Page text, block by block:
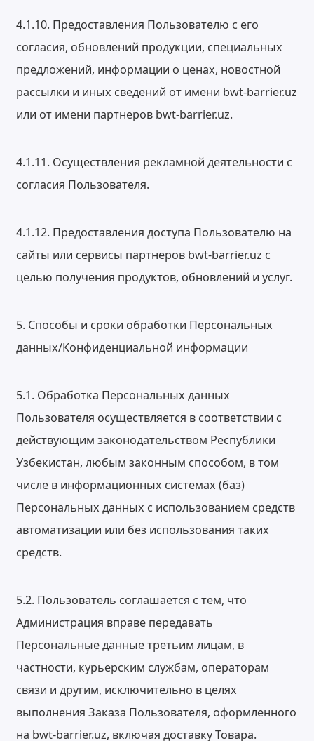
4.1.10. Предоставления Пользователю с его
согласия, обновлений продукции, специальных
предложений, информации о ценах, новостной
рассылки и иных сведений от имени bwt-barrier.uz
или от имени партнеров bwt-barrier.uz.
4.1.11. Осуществления рекламной деятельности с
согласия Пользователя.
4.1.12. Предоставления доступа Пользователю на
сайты или сервисы партнеров bwt-barrier.uz с
целью получения продуктов, обновлений и услуг.
5. Способы и сроки обработки Персональных
данных/Конфиденциальной информации
5.1. Обработка Персональных данных
Пользователя осуществляется в соответствии с
действующим законодательством Республики
Узбекистан, любым законным способом, в том
числе в информационных системах (баз)
Персональных данных с использованием средств
автоматизации или без использования таких
средств.
5.2. Пользователь соглашается с тем, что
Администрация вправе передавать
Персональные данные третьим лицам, в
частности, курьерским службам, операторам
связи и другим, исключительно в целях
выполнения Заказа Пользователя, оформленного
на bwt-barrier.uz, включая доставку Товара.